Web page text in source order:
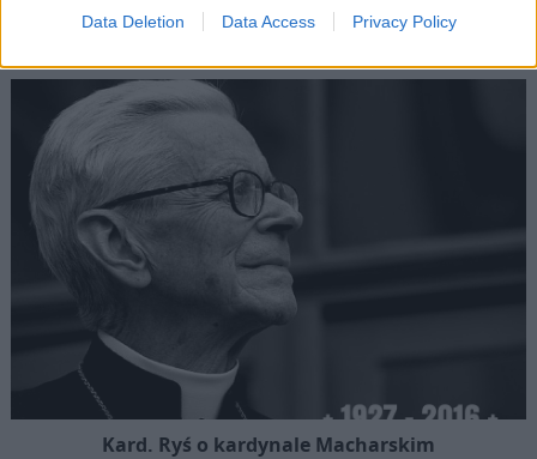
Data Deletion Data Access Privacy Policy
Kard. Ryś o kardynale Macharskim